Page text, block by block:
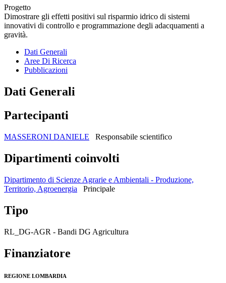
Progetto
Dimostrare gli effetti positivi sul risparmio idrico di sistemi
innovativi di controllo e programmazione degli adacquamenti a
gravità.
Dati Generali
Aree Di Ricerca
Pubblicazioni
Dati Generali
Partecipanti
MASSERONI DANIELE Responsabile scientifico
Dipartimenti coinvolti
Dipartimento di Scienze Agrarie e Ambientali - Produzione,
Territorio, Agroenergia
Principale
Tipo
RL_DG-AGR - Bandi DG Agricultura
Finanziatore
REGIONE LOMBARDIA